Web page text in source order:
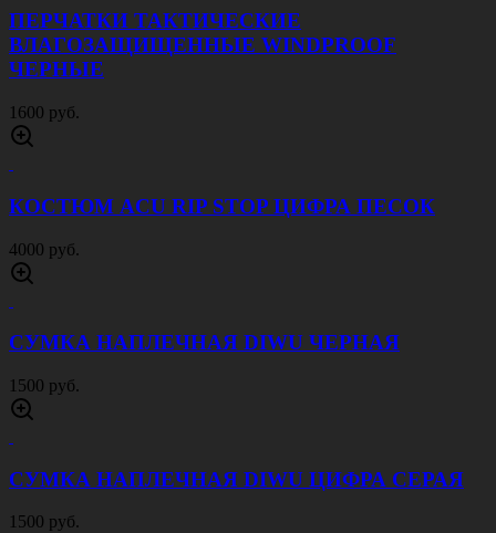
ПЕРЧАТКИ ТАКТИЧЕСКИЕ
ВЛАГОЗАЩИЩЕННЫЕ WINDPROOF
ЧЕРНЫЕ
1600 руб.
КОСТЮМ ACU RIP STOP ЦИФРА ПЕСОК
4000 руб.
СУМКА НАПЛЕЧНАЯ DIWU ЧЕРНАЯ
1500 руб.
СУМКА НАПЛЕЧНАЯ DIWU ЦИФРА СЕРАЯ
1500 руб.